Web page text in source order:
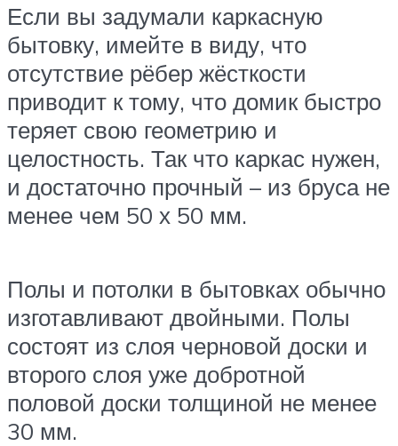
Если вы задумали каркасную
бытовку, имейте в виду, что
отсутствие рёбер жёсткости
приводит к тому, что домик быстро
теряет свою геометрию и
целостность. Так что каркас нужен,
и достаточно прочный – из бруса не
менее чем 50 х 50 мм.
Полы и потолки в бытовках обычно
изготавливают двойными. Полы
состоят из слоя черновой доски и
второго слоя уже добротной
половой доски толщиной не менее
30 мм.